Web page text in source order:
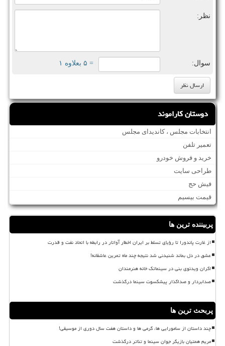
نظر:
سوال: = ۵ بعلاوه ۱
دوستان کاراموند
انتخابات مجلس ، کاندیدای مجلس
تعمیر تلفن
خرید و فروش خودرو
طراحی سایت
فیش حج
قیمت بیسیم
پربیننده ترین ها
از غارت پاندورا تا رؤیای تسلط بر ایران اخطار آواتار در رابطه با اتحاد نفت و قدرت
عشق در دل بماند شنیدنی شد نتیجه چند ماه تمرین عاشقانه!
اکران ویدئوی بنی در سینماتک خانه هنرمندان
صدابردار و صداگذار پیشکسوت سینما درگذشت
پربحث ترین ها
چند داستان از سامورایی ها، گرمی ها و داستان هفت سال دوری از موسیقی!
مریم همتیان بازیگر جوان سینما و تئاتر درگذشت